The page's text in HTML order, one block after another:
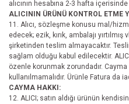
alıcının hesabına 2-3 hafta içerisinde
ALICININ ÜRÜNÜ KONTROL ETME
11. Alıcı, sözleşme konusu mal/
edecek; ezik, kırık, ambalajı
şirketinden teslim almayacaktır.
sağlam olduğu kabul edilecektir.
özenle korunmak zorundadır.
kullanılmamalıdır. Ürünle Fatura da
CAYMA HAKKI:
12. ALICI; satın aldığı ürünün